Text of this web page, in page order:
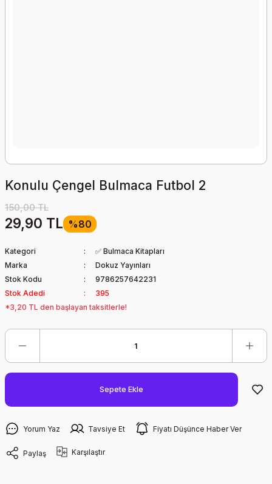
Konulu Çengel Bulmaca Futbol 2
150,00 TL
29,90 TL %80
Kategori
✅ Bulmaca Kitapları
Marka
Dokuz Yayınları
Stok Kodu
9786257642231
Stok Adedi
395
*3,20 TL den başlayan taksitlerle!
Sepete Ekle
Yorum Yaz Tavsiye Et Fiyatı Düşünce Haber Ver
Paylaş Karşılaştır